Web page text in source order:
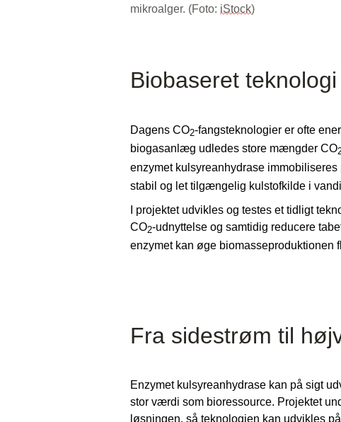
mikroalger. (Foto: iStock)
Biobaseret
Dagens CO2-fangsteknologier er ofte
biogasanlæg udledes store mængder CO
enzymet kulsyreanhydrase
stabil og let tilgængelig kulstofkilde i
I projektet udvikles og testes et tidligt
CO2-udnyttelse og samtidig reducere
enzymet kan øge biomasseproduktionen
Fra sidestrøm til
Enzymet kulsyreanhydrase kan på sigt
stor værdi som bioressource. Projektet
løsningen, så teknologien kan udvikles